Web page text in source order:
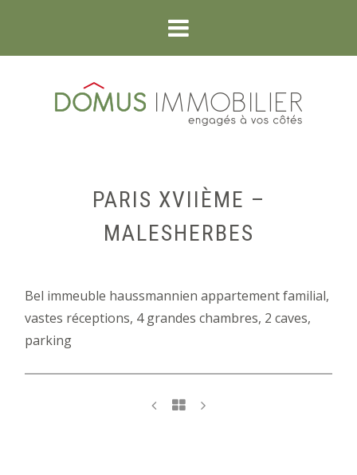
PARIS XVIIÈME –
MALESHERBES
Bel immeuble haussmannien appartement familial,
vastes réceptions, 4 grandes chambres, 2 caves,
parking